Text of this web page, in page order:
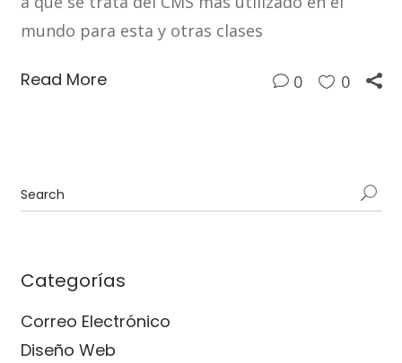
mundo para esta y otras clases
Read More 0 0
Categorías
Correo Electrónico
Diseño Web